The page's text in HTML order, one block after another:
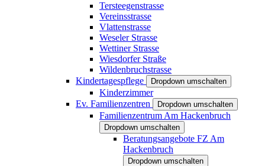
Tersteegenstrasse
Vereinsstrasse
Vlattenstrasse
Weseler Strasse
Wettiner Strasse
Wiesdorfer Straße
Wildenbruchstrasse
Kindertagespflege
Dropdown umschalten
Kinderzimmer
Ev. Familienzentren
Dropdown umschalten
Familienzentrum Am Hackenbruch
Dropdown umschalten
Beratungsangebote FZ Am
Hackenbruch
Dropdown umschalten